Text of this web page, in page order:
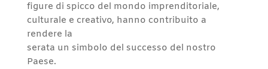
figure di spicco del mondo imprenditoriale,
culturale e creativo, hanno contribuito a
rendere la
serata un simbolo del successo del nostro
Paese.